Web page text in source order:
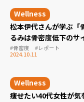
松本伊代さんが学ぶ「
るみは骨密度低下のサ
2024.10.11
#骨密度 #レポート
痩せたい40代女性が気